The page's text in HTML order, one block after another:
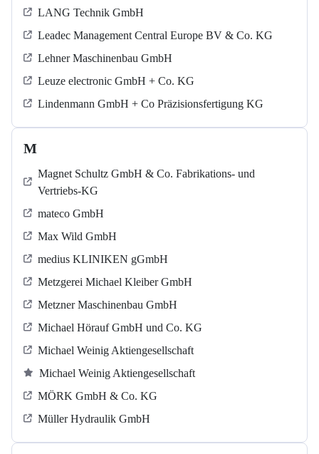
LANG Technik GmbH
Leadec Management Central Europe BV & Co. KG
Lehner Maschinenbau GmbH
Leuze electronic GmbH + Co. KG
Lindenmann GmbH + Co Präzisionsfertigung KG
M
Magnet Schultz GmbH & Co. Fabrikations- und
Vertriebs-KG
mateco GmbH
Max Wild GmbH
medius KLINIKEN gGmbH
Metzgerei Michael Kleiber GmbH
Metzner Maschinenbau GmbH
Michael Hörauf GmbH und Co. KG
Michael Weinig Aktiengesellschaft
Michael Weinig Aktiengesellschaft
MÖRK GmbH & Co. KG
Müller Hydraulik GmbH